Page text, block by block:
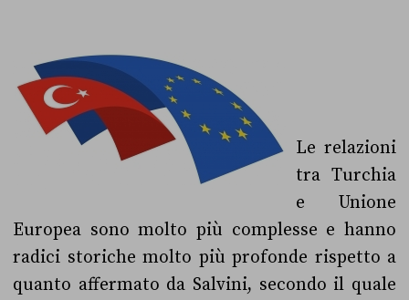
Le relazioni
tra Turchia
e Unione
Europea sono molto più complesse e hanno
radici storiche molto più profonde rispetto a
quanto affermato da Salvini, secondo il quale